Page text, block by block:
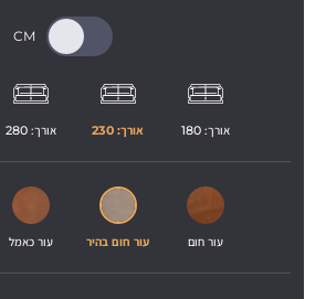
אורך: 180 אורך: 230 אורך: 280
עור חום עור חום בהיר עור כאמל